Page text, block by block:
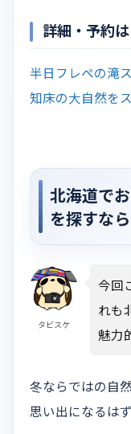
詳細・予約
半日フレペの滝
知床の大自然を
北海道で
を探すな
タビスケ
今回
れも
魅力
冬ならではの自
思い出になるはず